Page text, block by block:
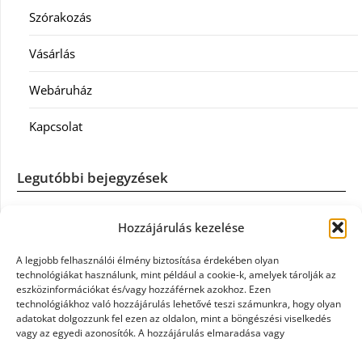
Hozzájárulás kezelése
A legjobb felhasználói élmény biztosítása érdekében olyan
technológiákat használunk, mint például a cookie-k, amelyek tárolják az
eszközinformációkat és/vagy hozzáférnek azokhoz. Ezen
technológiákhoz való hozzájárulás lehetővé teszi számunkra, hogy olyan
adatokat dolgozzunk fel ezen az oldalon, mint a böngészési viselkedés
vagy az egyedi azonosítók. A hozzájárulás elmaradása vagy
Szórakozás
Vásárlás
Webáruház
Kapcsolat
Legutóbbi bejegyzések
Casco szélvédőcsere: mikor éri meg a biztosítást igénybe
Könyvelés: mikor érdemes könyvelőt váltani?
Szövetkezeti jog: miért elengedhetetlen a szakszerű jogi
háttér a biztonságos működéshez